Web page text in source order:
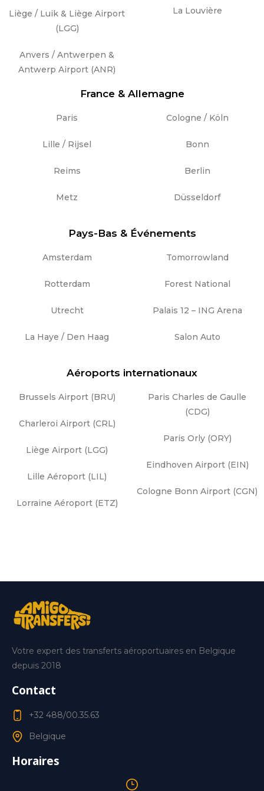
Liège / Luik & Liège Airport
(LGG)
Anvers / Antwerpen &
Antwerp Airport (ANR)
La Louvière
France & Allemagne
Paris
Lille / Rijsel
Reims
Metz
Cologne / Köln
Bonn
Berlin
Düsseldorf
Pays-Bas & Événements
Amsterdam
Rotterdam
Utrecht
La Haye / Den Haag
Tomorrowland
Forest National
Palais 12 – ING Arena
Salon Auto
Aéroports internationaux
Brussels Airport (BRU)
Charleroi Airport (CRL)
Liège Airport (LGG)
Lille Aéroport (LIL)
Lorraine Aéroport (ETZ)
Paris Charles de Gaulle
(CDG)
Paris Orly (ORY)
Eindhoven Airport (EIN)
Cologne Bonn Airport (CGN)
Votre expert des transferts aéroportuaires en Belgique
depuis 2018
Contact
+32 488/00.35.63
Belgique
Horaires